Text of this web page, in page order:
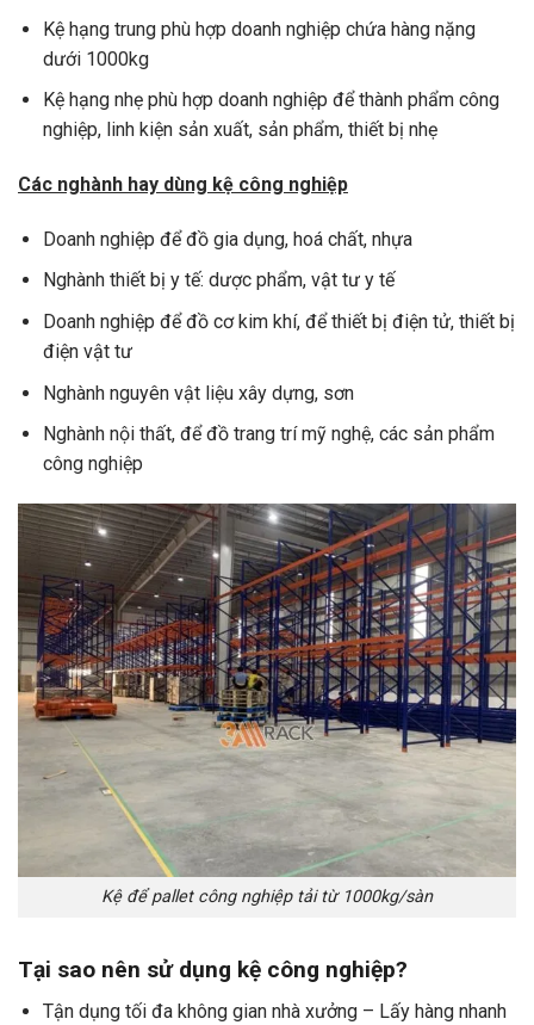
Kệ hạng trung phù hợp doanh nghiệp chứa hàng nặng
dưới 1000kg
Kệ hạng nhẹ phù hợp doanh nghiệp để thành phẩm công
nghiệp, linh kiện sản xuất, sản phẩm, thiết bị nhẹ
Các nghành hay dùng kệ công nghiệp
Doanh nghiệp để đồ gia dụng, hoá chất, nhựa
Nghành thiết bị y tế: dược phẩm, vật tư y tế
Doanh nghiệp để đồ cơ kim khí, để thiết bị điện tử, thiết bị
điện vật tư
Nghành nguyên vật liệu xây dựng, sơn
Nghành nội thất, để đồ trang trí mỹ nghệ, các sản phẩm
công nghiệp
Kệ để pallet công nghiệp tải từ 1000kg/sàn
Tại sao nên sử dụng kệ công nghiệp?
Tận dụng tối đa không gian nhà xưởng – Lấy hàng nhanh